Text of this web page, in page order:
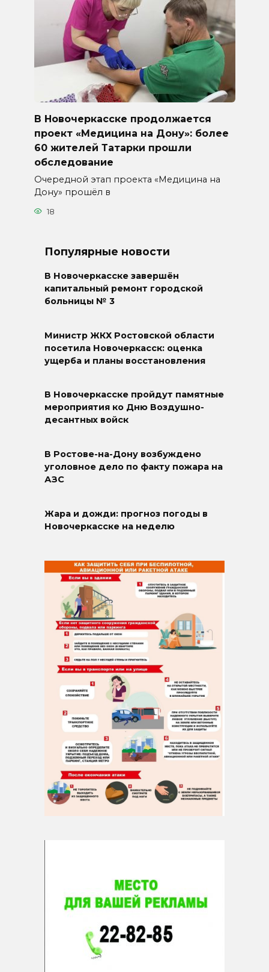
В Новочеркасске продолжается
проект «Медицина на Дону»: более
60 жителей Татарки прошли
обследование
Очередной этап проекта «Медицина на
Дону» прошёл в
18
Популярные новости
В Новочеркасске завершён
капитальный ремонт городской
больницы № 3
Министр ЖКХ Ростовской области
посетила Новочеркасск: оценка
ущерба и планы восстановления
В Новочеркасске пройдут памятные
мероприятия ко Дню Воздушно-
десантных войск
В Ростове-на-Дону возбуждено
уголовное дело по факту пожара на
АЗС
Жара и дожди: прогноз погоды в
Новочеркасске на неделю